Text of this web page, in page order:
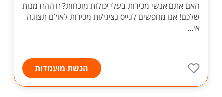
האם אתם אנשי מכירות בעלי יכולות מוכחות? זו ההזדמנות
שלכם! אנו מחפשים לגייס נציגי/ות מכירות לאולם תצוגה
אי...
הגשת מועמדות